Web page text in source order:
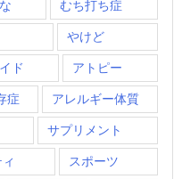
むち打ち症
やけど
ド アトピー
症 アレルギー体質
サプリメント
スポーツ